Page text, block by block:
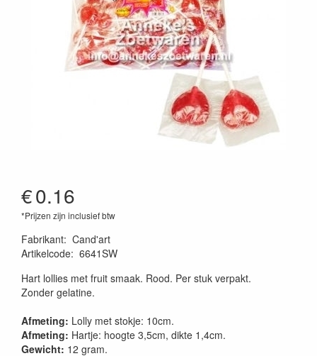
€0.16
*Prijzen zijn inclusief btw
Fabrikant: Cand'art
Artikelcode: 6641SW
Hart lollies met fruit smaak. Rood. Per stuk verpakt.
Zonder gelatine.
Afmeting: Lolly met stokje: 10cm.
Afmeting: Hartje: hoogte 3,5cm, dikte 1,4cm.
Gewicht: 12 gram.